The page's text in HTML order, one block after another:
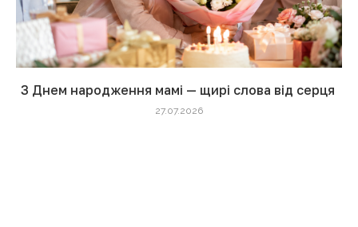
З Днем народження мамі — щирі слова від серця
27.07.2026